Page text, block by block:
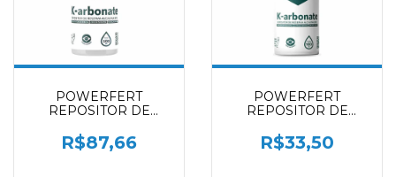
POWERFERT
REPOSITOR DE
(KH) K-ARBONATE
500ML
R$87,66
POWERFERT
REPOSITOR DE
(KH) K-ARBONATE
100ML
R$33,50